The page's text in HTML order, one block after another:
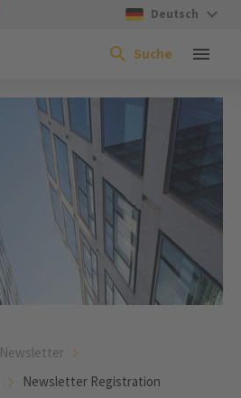
Deutsch
Suche
Newsletter
Newsletter Registration